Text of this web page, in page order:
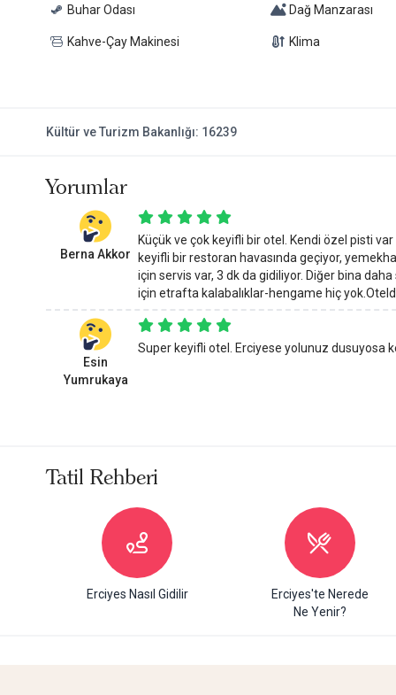
Buhar Odası Dağ Manzarası
Kahve-Çay Makinesi Klima
Kültür ve Turizm Bakanlığı: 16239
Yorumlar
Berna Akkor
Küçük ve çok keyifli bir otel. Kendi özel pisti
keyifli bir restoran havasında geçiyor,
için servis var, 3 dk da gidiliyor. Diğer bina
için etrafta kalabalıklar-hengame hiç
Esin
Yumrukaya
Super keyifli otel. Erciyese yolunuz dusuyosa
Tatil Rehberi
Erciyes Nasıl Gidilir
Erciyes'te Nerede
Ne Yenir?